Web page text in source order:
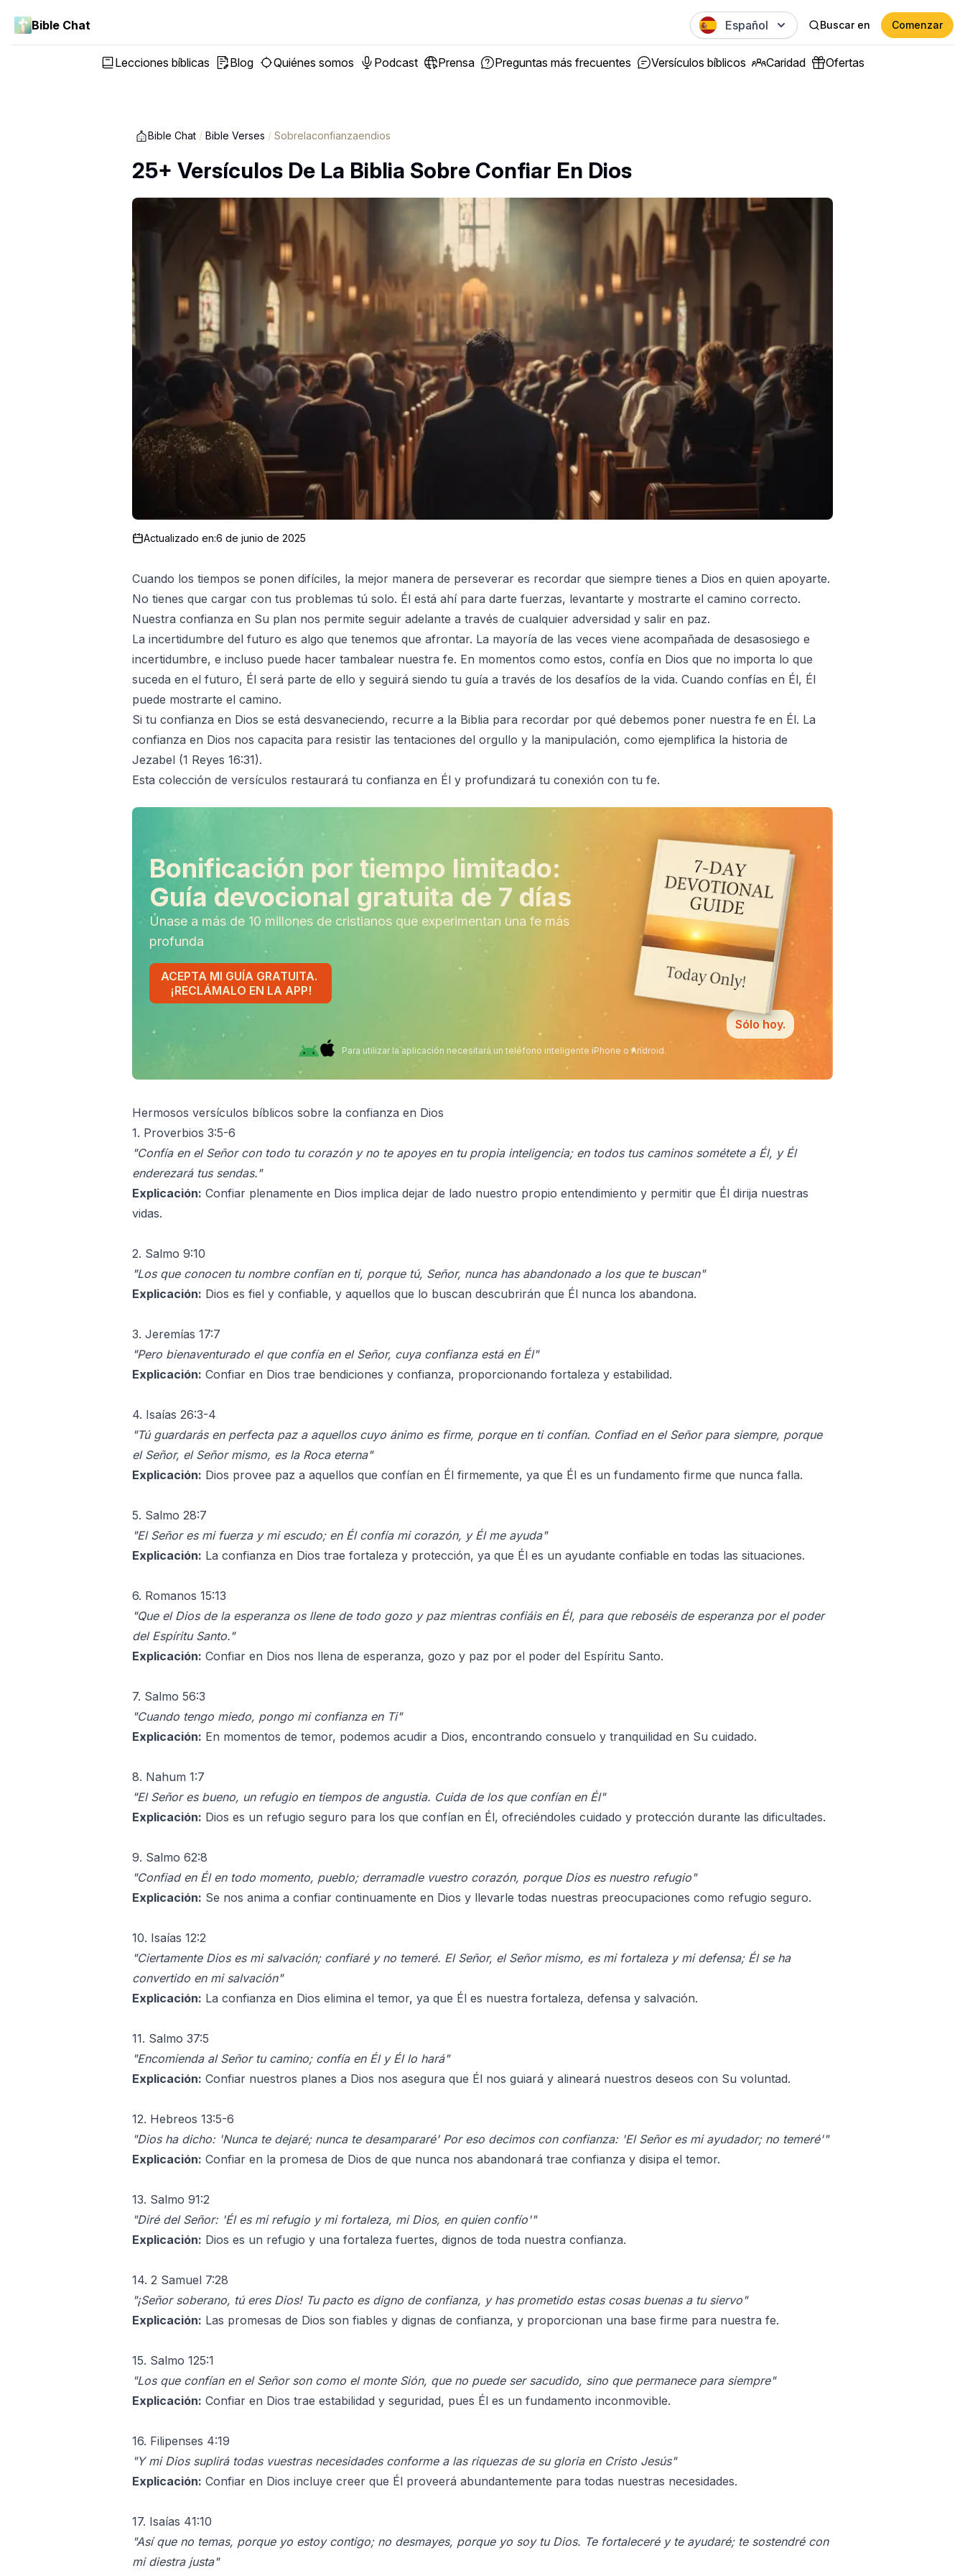
Bible Chat Español Buscar en Comenzar
Lecciones bíblicas Blog Quiénes somos Podcast Prensa Preguntas más frecuentes Versículos bíblicos Caridad Ofertas
Bible Chat / Bible Verses / Sobrelaconfianzaendios
25+ Versículos De La Biblia Sobre Confiar En Dios
Actualizado en:6 de junio de 2025
Cuando los tiempos se ponen difíciles, la mejor manera de perseverar es recordar que siempre tienes a Dios en quien apoyarte.
No tienes que cargar con tus problemas tú solo. Él está ahí para darte fuerzas, levantarte y mostrarte el camino correcto.
Nuestra confianza en Su plan nos permite seguir adelante a través de cualquier adversidad y salir en paz.
La incertidumbre del futuro es algo que tenemos que afrontar. La mayoría de las veces viene acompañada de desasosiego e
incertidumbre, e incluso puede hacer tambalear nuestra fe. En momentos como estos, confía en Dios que no importa lo que
suceda en el futuro, Él será parte de ello y seguirá siendo tu guía a través de los desafíos de la vida. Cuando confías en Él, Él
puede mostrarte el camino.
Si tu confianza en Dios se está desvaneciendo, recurre a la Biblia para recordar por qué debemos poner nuestra fe en Él. La
confianza en Dios nos capacita para resistir las tentaciones del orgullo y la manipulación, como ejemplifica la historia de
Jezabel (1 Reyes 16:31).
Esta colección de versículos restaurará tu confianza en Él y profundizará tu conexión con tu fe.
Bonificación por tiempo limitado:
Guía devocional gratuita de 7 días
Únase a más de 10 millones de cristianos que experimentan una fe más
profunda
ACEPTA MI GUÍA GRATUITA.
¡RECLÁMALO EN LA APP!
Sólo hoy.
Para utilizar la aplicación necesitará un teléfono inteligente iPhone o Android.
Hermosos versículos bíblicos sobre la confianza en Dios
1. Proverbios 3:5-6
"Confía en el Señor con todo tu corazón y no te apoyes en tu propia inteligencia; en todos tus caminos sométete a Él, y Él
enderezará tus sendas."
Explicación: Confiar plenamente en Dios implica dejar de lado nuestro propio entendimiento y permitir que Él dirija nuestras
vidas.
2. Salmo 9:10
"Los que conocen tu nombre confían en ti, porque tú, Señor, nunca has abandonado a los que te buscan"
Explicación: Dios es fiel y confiable, y aquellos que lo buscan descubrirán que Él nunca los abandona.
3. Jeremías 17:7
"Pero bienaventurado el que confía en el Señor, cuya confianza está en Él"
Explicación: Confiar en Dios trae bendiciones y confianza, proporcionando fortaleza y estabilidad.
4. Isaías 26:3-4
"Tú guardarás en perfecta paz a aquellos cuyo ánimo es firme, porque en ti confían. Confiad en el Señor para siempre, porque
el Señor, el Señor mismo, es la Roca eterna"
Explicación: Dios provee paz a aquellos que confían en Él firmemente, ya que Él es un fundamento firme que nunca falla.
5. Salmo 28:7
"El Señor es mi fuerza y mi escudo; en Él confía mi corazón, y Él me ayuda"
Explicación: La confianza en Dios trae fortaleza y protección, ya que Él es un ayudante confiable en todas las situaciones.
6. Romanos 15:13
"Que el Dios de la esperanza os llene de todo gozo y paz mientras confiáis en Él, para que reboséis de esperanza por el poder
del Espíritu Santo."
Explicación: Confiar en Dios nos llena de esperanza, gozo y paz por el poder del Espíritu Santo.
7. Salmo 56:3
"Cuando tengo miedo, pongo mi confianza en Ti"
Explicación: En momentos de temor, podemos acudir a Dios, encontrando consuelo y tranquilidad en Su cuidado.
8. Nahum 1:7
"El Señor es bueno, un refugio en tiempos de angustia. Cuida de los que confían en Él"
Explicación: Dios es un refugio seguro para los que confían en Él, ofreciéndoles cuidado y protección durante las dificultades.
9. Salmo 62:8
"Confiad en Él en todo momento, pueblo; derramadle vuestro corazón, porque Dios es nuestro refugio"
Explicación: Se nos anima a confiar continuamente en Dios y llevarle todas nuestras preocupaciones como refugio seguro.
10. Isaías 12:2
"Ciertamente Dios es mi salvación; confiaré y no temeré. El Señor, el Señor mismo, es mi fortaleza y mi defensa; Él se ha
convertido en mi salvación"
Explicación: La confianza en Dios elimina el temor, ya que Él es nuestra fortaleza, defensa y salvación.
11. Salmo 37:5
"Encomienda al Señor tu camino; confía en Él y Él lo hará"
Explicación: Confiar nuestros planes a Dios nos asegura que Él nos guiará y alineará nuestros deseos con Su voluntad.
12. Hebreos 13:5-6
"Dios ha dicho: 'Nunca te dejaré; nunca te desampararé' Por eso decimos con confianza: 'El Señor es mi ayudador; no temeré'"
Explicación: Confiar en la promesa de Dios de que nunca nos abandonará trae confianza y disipa el temor.
13. Salmo 91:2
"Diré del Señor: 'Él es mi refugio y mi fortaleza, mi Dios, en quien confío'"
Explicación: Dios es un refugio y una fortaleza fuertes, dignos de toda nuestra confianza.
14. 2 Samuel 7:28
"¡Señor soberano, tú eres Dios! Tu pacto es digno de confianza, y has prometido estas cosas buenas a tu siervo"
Explicación: Las promesas de Dios son fiables y dignas de confianza, y proporcionan una base firme para nuestra fe.
15. Salmo 125:1
"Los que confían en el Señor son como el monte Sión, que no puede ser sacudido, sino que permanece para siempre"
Explicación: Confiar en Dios trae estabilidad y seguridad, pues Él es un fundamento inconmovible.
16. Filipenses 4:19
"Y mi Dios suplirá todas vuestras necesidades conforme a las riquezas de su gloria en Cristo Jesús"
Explicación: Confiar en Dios incluye creer que Él proveerá abundantemente para todas nuestras necesidades.
17. Isaías 41:10
"Así que no temas, porque yo estoy contigo; no desmayes, porque yo soy tu Dios. Te fortaleceré y te ayudaré; te sostendré con
mi diestra justa"